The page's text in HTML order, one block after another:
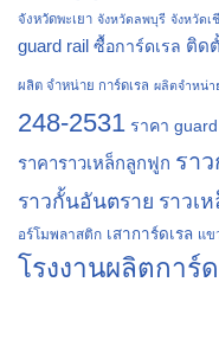
จังหวัดพะเยา จังหวัดลพบุรี จังหวัดเ
guard rail ซื้อการ์ดเรล ติด
ผลิต จำหน่าย การ์ดเรล ผลิตจำหน่า
248-2531 ราคา
ราคาราวเหล็กลูกฟูก รา
ราวกั้นอันตราย ราวเ
อร์โมพลาสติก เสาการ์ดเรล แข
โรงงานผลิตการ์ด